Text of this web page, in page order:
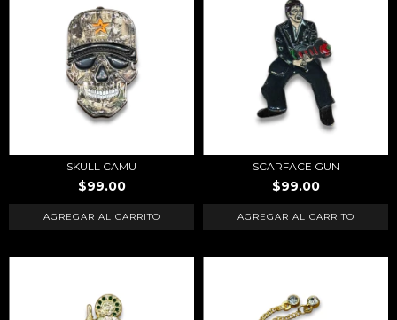
SKULL CAMU
$99.00
SCARFACE GUN
$99.00